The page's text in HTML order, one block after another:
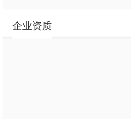
企业资质